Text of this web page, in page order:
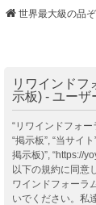
世界最大級の品
リワインドフ
示板) - ユーザ
“リワインドフォー
“掲示板”, “当サイ
掲示板)”, “https://
以下の規約に同意
ワインドフォーラ
いでください。私